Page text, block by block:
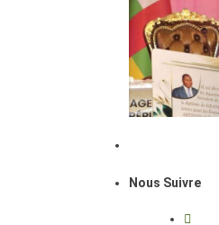
Nous Suivre